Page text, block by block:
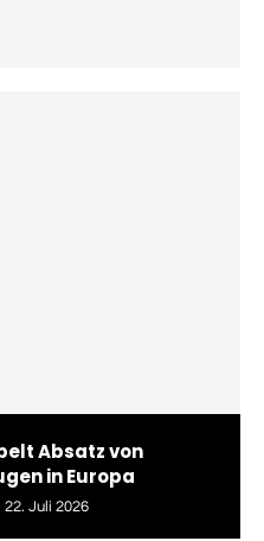
Absatz von
in Europa
22. Juli 2026